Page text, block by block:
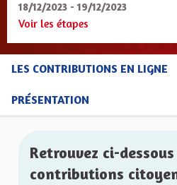
18/12/2023 - 19/12/2023
Voir les étapes
LES CONTRIBUTIONS EN LIGNE
PRÉSENTATION
Retrouvez ci-
contributions